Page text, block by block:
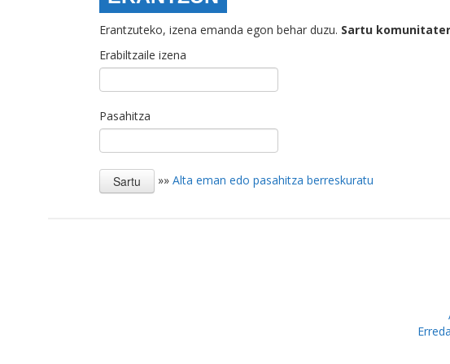
Erantzuteko, izena emanda egon behar duzu. Sartu
Erabiltzaile izena
Pasahitza
»» Alta eman edo pasahitza berreskuratu